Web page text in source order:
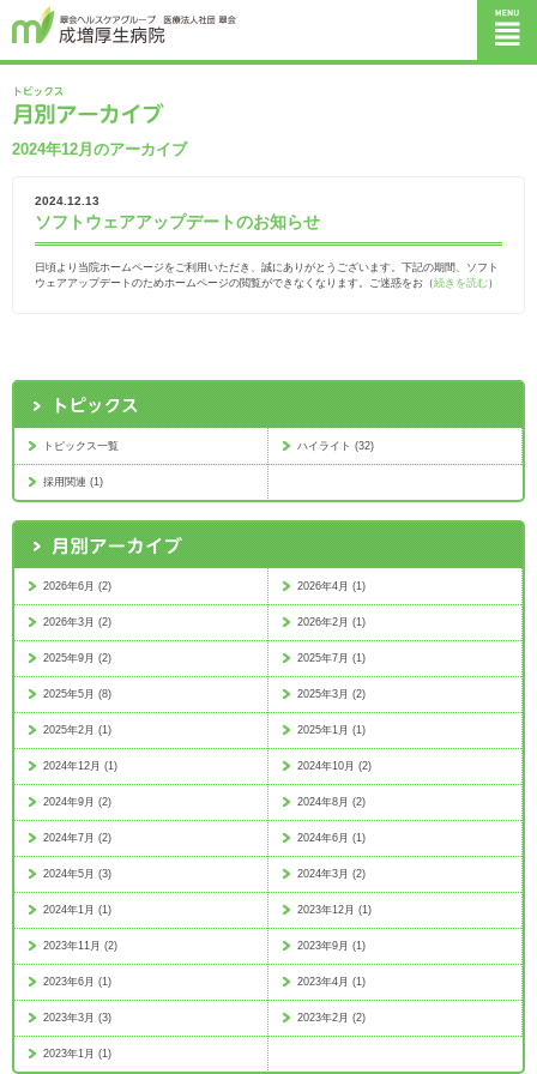
2024年12月のアーカイブ
2024.12.13
ソフトウェアアップデートのお知らせ
日頃より当院ホームページをご利用いただき、誠にありがとうございます。下記の期間、ソフト
ウェアアップデートのためホームページの閲覧ができなくなります。ご迷惑をお（続きを読む）
トピックス一覧 ハイライト (32)
採用関連 (1)
2026年6月 (2) 2026年4月 (1)
2026年3月 (2) 2026年2月 (1)
2025年9月 (2) 2025年7月 (1)
2025年5月 (8) 2025年3月 (2)
2025年2月 (1) 2025年1月 (1)
2024年12月 (1) 2024年10月 (2)
2024年9月 (2) 2024年8月 (2)
2024年7月 (2) 2024年6月 (1)
2024年5月 (3) 2024年3月 (2)
2024年1月 (1) 2023年12月 (1)
2023年11月 (2) 2023年9月 (1)
2023年6月 (1) 2023年4月 (1)
2023年3月 (3) 2023年2月 (2)
2023年1月 (1)